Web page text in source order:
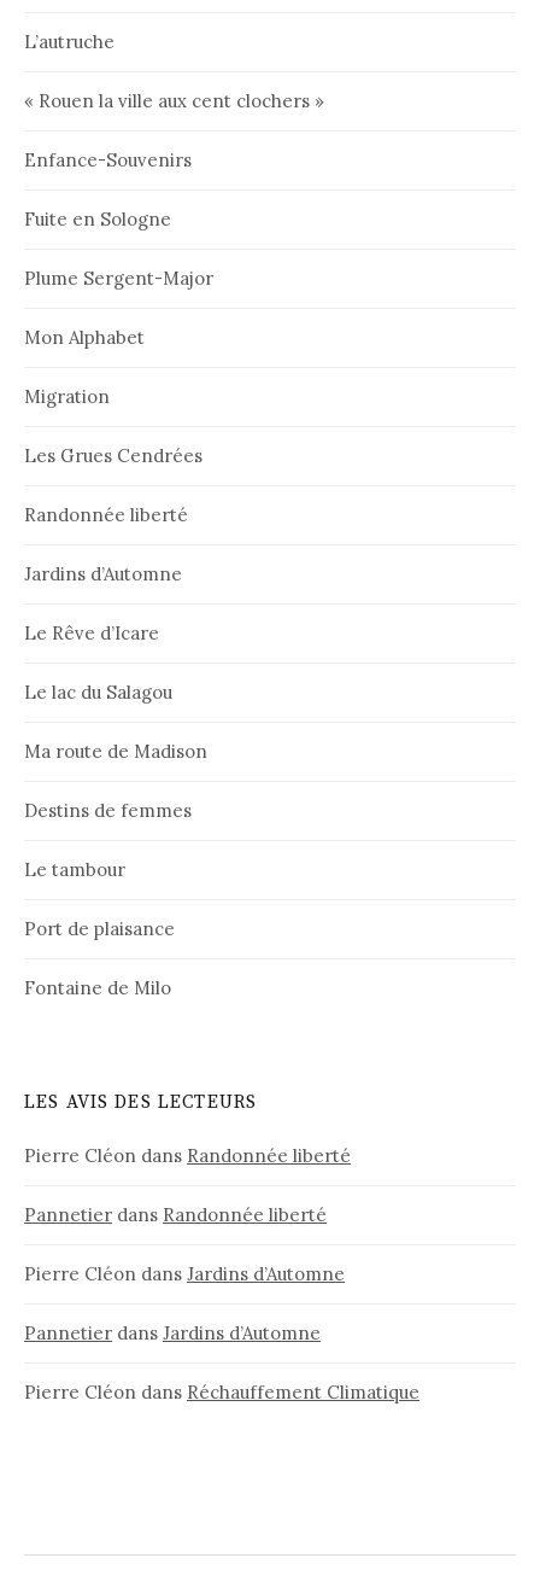
L’autruche
« Rouen la ville aux cent clochers »
Enfance-Souvenirs
Fuite en Sologne
Plume Sergent-Major
Mon Alphabet
Migration
Les Grues Cendrées
Randonnée liberté
Jardins d’Automne
Le Rêve d’Icare
Le lac du Salagou
Ma route de Madison
Destins de femmes
Le tambour
Port de plaisance
Fontaine de Milo
LES AVIS DES LECTEURS
Pierre Cléon dans Randonnée liberté
Pannetier dans Randonnée liberté
Pierre Cléon dans Jardins d’Automne
Pannetier dans Jardins d’Automne
Pierre Cléon dans Réchauffement Climatique